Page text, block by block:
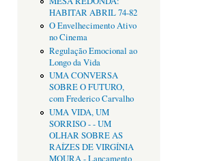
HABITAR ABRIL 74-82
O Envelhecimento Ativo
no Cinema
Regulação Emocional ao
Longo da Vida
UMA CONVERSA
SOBRE O FUTURO,
com Frederico Carvalho
UMA VIDA, UM
SORRISO - - UM
OLHAR SOBRE AS
RAÍZES DE VIRGÍNIA
MOURA - Lançamento